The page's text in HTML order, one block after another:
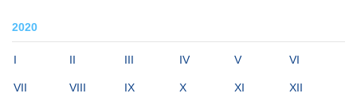
2020
I II III IV V VI
VII VIII IX X XI XII